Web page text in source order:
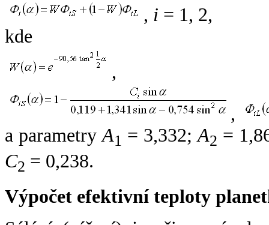
, i = 1, 2,
kde
,
,
a parametryA1 = 3,332;A2 =
C2 = 0,238.
Výpočet efektivní teploty